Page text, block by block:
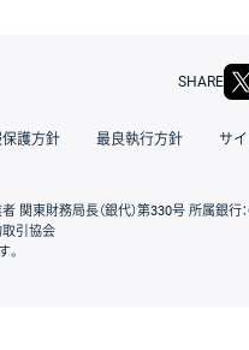
SHARE
護方針 最良執行方針 サ
関東財務局長（銀代）第330号 所属銀
取引協会
。